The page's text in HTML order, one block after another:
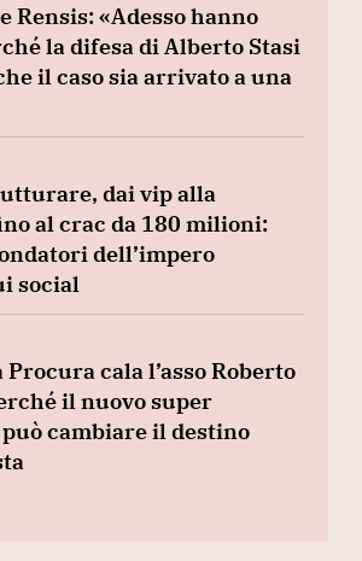
Rensis: «Adesso hanno
la difesa di Alberto Stasi
il caso sia arrivato a una
dai vip alla
al crac da 180 milioni:
dell’impero
social
Procura cala l’asso Roberto
il nuovo super
cambiare il destino